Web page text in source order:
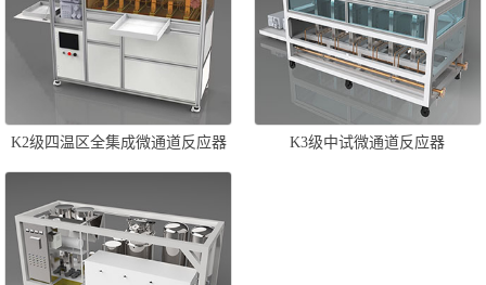
K2级四温区全集成微通道反应器 K3级中试微通道反应器